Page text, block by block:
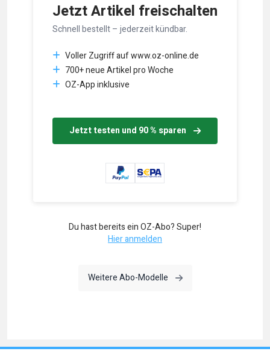
Jetzt Artikel freischalten
Schnell bestellt – jederzeit kündbar.
Voller Zugriff auf www.oz-online.de
700+ neue Artikel pro Woche
OZ-App inklusive
Jetzt testen und 90 % sparen
Du hast bereits ein OZ-Abo? Super!
Hier anmelden
Weitere Abo-Modelle